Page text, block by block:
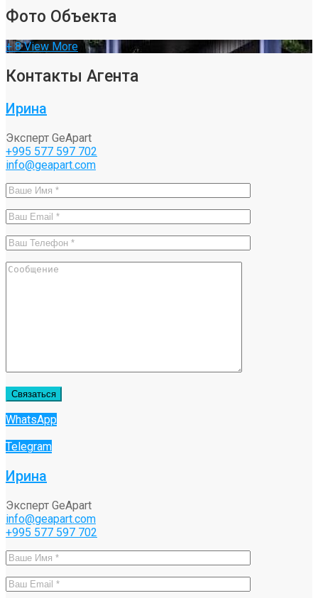
Фото Объекта
+ 8 View More
Контакты Агента
Ирина
Эксперт GeApart
+995 577 597 702
info@geapart.com
WhatsApp
Telegram
Ирина
Эксперт GeApart
info@geapart.com
+995 577 597 702